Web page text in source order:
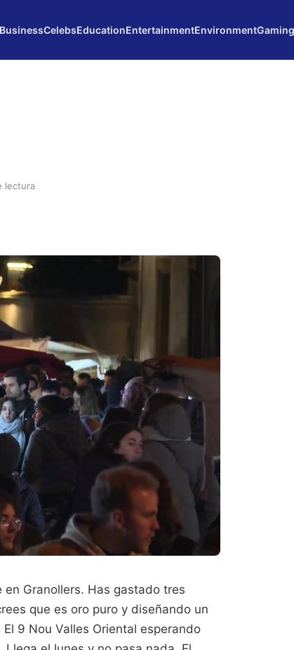
BusinessCelebsEducationEntertainmentEnvironmentGaming
lectura
Granollers. Has gastado tres
que es oro puro y diseñando un
9 Nou Valles Oriental esperando